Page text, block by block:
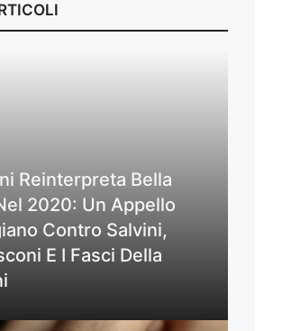
Reinterpreta Bella
2020: Un Appello
Contro Salvini,
E I Fasci Della